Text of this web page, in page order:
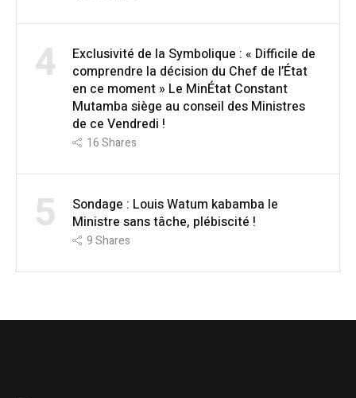
4
Exclusivité de la Symbolique : « Difficile de
comprendre la décision du Chef de l’État
en ce moment » Le MinÉtat Constant
Mutamba siège au conseil des Ministres
de ce Vendredi !
16Shares
5
Sondage : Louis Watum kabamba le
Ministre sans tâche, plébiscité !
9Shares